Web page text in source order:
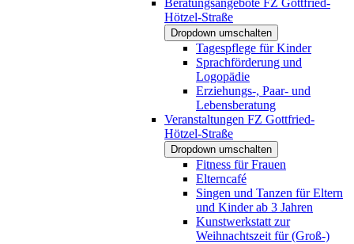
Hötzel-Straße
Dropdown umschalten
Tagespflege für Kinder
Sprachförderung und
Logopädie
Erziehungs-, Paar- und
Lebensberatung
Veranstaltungen FZ Gottfried-
Hötzel-Straße
Dropdown umschalten
Fitness für Frauen
Elterncafé
Singen und Tanzen für Eltern
und Kinder ab 3 Jahren
Kunstwerkstatt zur
Weihnachtszeit für (Groß-)